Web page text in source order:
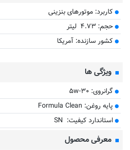
کاربرد: موتورهای بنزینی
حجم: ۴.۷۳ لیتر
کشور سازنده: آمریکا
ویژگی ها
گرانروی: ۵w-۳۰
پایه روغن: Formula Clean
استاندارد کیفیت: SN
معرفی محصول